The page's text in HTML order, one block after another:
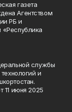
газета
Агентством
РБ и
службы
и
11 июня 2025